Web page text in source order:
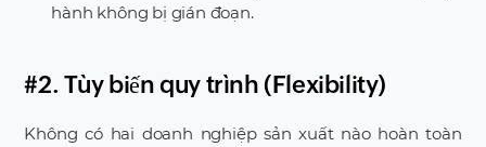
hành không bị gián đoạn.
#2. Tùy biến quy trình (Flexibility)
Không có hai doanh nghiệp sản xuất nào hoàn toàn